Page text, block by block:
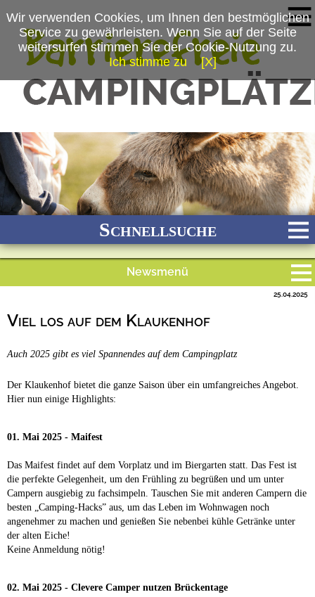
(c) Freizeitpark KlaukenhofSchnellsuche
Ganzjährig geöffnet
Newsmenü
Campingplätze
Camping & Caravan
Touristik
Viel los auf dem Klaukenhof
25.04.2025
Auch 2025 gibt es viel Spannendes auf dem Campingplatz
Der Klaukenhof bietet die ganze Saison über ein umfangreiches Angebot.
Hier nun einige Highlights:
01. Mai 2025 - Maifest
Das Maifest findet auf dem Vorplatz und im Biergarten statt. Das Fest ist
die perfekte Gelegenheit, um den Frühling zu begrüßen und um unter
Campern ausgiebig zu fachsimpeln. Tauschen Sie mit anderen Campern die
besten „Camping-Hacks” aus, um das Leben im Wohnwagen noch
angenehmer zu machen und genießen Sie nebenbei kühle Getränke unter
der alten Eiche!
Keine Anmeldung nötig!
02. Mai 2025 - Clevere Camper nutzen Brückentage
Wir verwenden Cookies, um Ihnen den bestmöglichen
Service zu gewährleisten. Wenn Sie auf der Seite
weitersurfen stimmen Sie der Cookie-Nutzung zu.
Ich stimme zu
[X]